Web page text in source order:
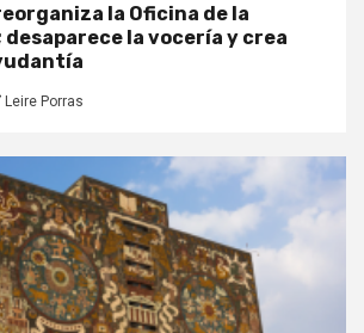
la Oficina de la
la vocería y crea
Leire Porras